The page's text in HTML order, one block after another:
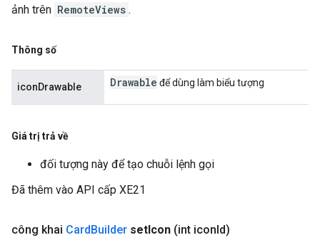
ảnh trên RemoteViews .
Thông số
iconDrawable Drawable để dùng làm biểu tượng
Giá trị trả về
đối tượng này để tạo chuỗi lệnh gọi
Đã thêm vào API cấp XE21
công khai CardBuilder setIcon (int iconId)